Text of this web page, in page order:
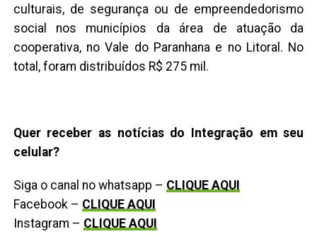
culturais, de segurança ou de empreendedorismo
social nos municípios da área de atuação da
cooperativa, no Vale do Paranhana e no Litoral. No
total, foram distribuídos R$ 275 mil.
Quer receber as notícias do Integração em seu
celular?
Siga o canal no whatsapp – CLIQUE AQUI
Facebook – CLIQUE AQUI
Instagram – CLIQUE AQUI